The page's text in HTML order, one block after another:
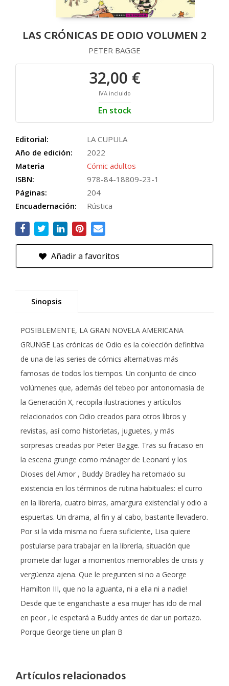
LAS CRÓNICAS DE ODIO VOLUMEN 2
PETER BAGGE
32,00 €
IVA incluido
En stock
Editorial:
LA CUPULA
Año de edición:
2022
Materia
Cómic adultos
ISBN:
978-84-18809-23-1
Páginas:
204
Encuadernación:
Rústica
Añadir a favoritos
Sinopsis
POSIBLEMENTE, LA GRAN NOVELA AMERICANA
GRUNGE Las crónicas de Odio es la colección definitiva
de una de las series de cómics alternativas más
famosas de todos los tiempos. Un conjunto de cinco
volúmenes que, además del tebeo por antonomasia de
la Generación X, recopila ilustraciones y artículos
relacionados con Odio creados para otros libros y
revistas, así como historietas, juguetes, y más
sorpresas creadas por Peter Bagge. Tras su fracaso en
la escena grunge como mánager de Leonard y los
Dioses del Amor , Buddy Bradley ha retomado su
existencia en los términos de rutina habituales: el curro
en la librería, cuatro birras, amargura existencial y odio a
espuertas. Un drama, al fin y al cabo, bastante llevadero.
Por si la vida misma no fuera suficiente, Lisa quiere
postularse para trabajar en la librería, situación que
promete dar lugar a momentos memorables de crisis y
vergüenza ajena. Que le pregunten si no a George
Hamilton III, que no la aguanta, ni a ella ni a nadie!
Desde que te enganchaste a esa mujer has ido de mal
en peor , le espetará a Buddy antes de dar un portazo.
Porque George tiene un plan B
Artículos relacionados